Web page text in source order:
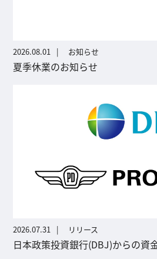
2026.08.01 お知らせ
夏季休業のお知らせ
2026.07.31 リリース
日本政策投資銀行(DBJ)からの資